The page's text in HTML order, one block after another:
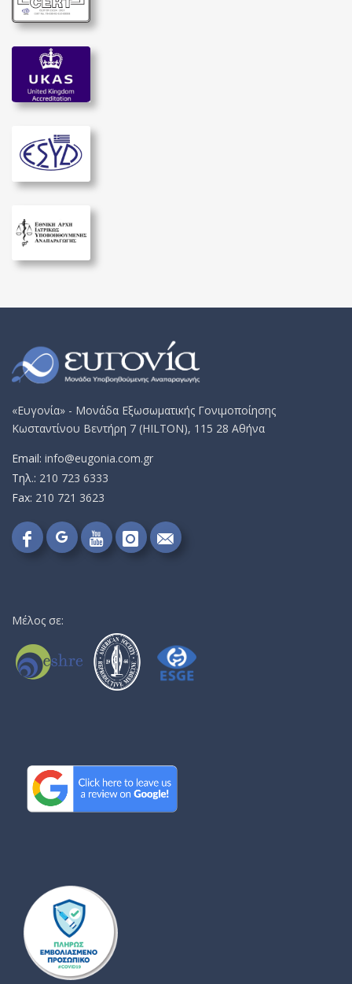
«Ευγονία» - Μονάδα Εξωσωματικής Γονιμοποίησης
Κωσταντίνου Βεντήρη 7 (HILTON), 115 28 Αθήνα
Email: info@eugonia.com.gr
Τηλ.: 210 723 6333
Fax: 210 721 3623
FollowFollowFollowFollowSend
Μέλος σε: